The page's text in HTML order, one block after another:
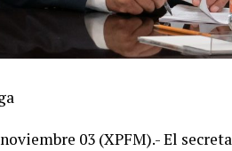
03 (XPFM).- El